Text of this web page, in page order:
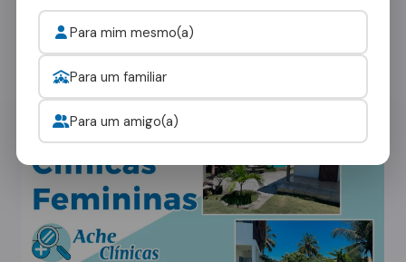
ambientes:
Clínicas Femininas
Para mim mesmo(a)
Para um familiar
Para um amigo(a)